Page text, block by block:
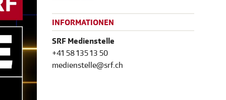
INFORMATIONEN
SRF Medienstelle
+41 58 135 13 50
medienstelle@srf.ch